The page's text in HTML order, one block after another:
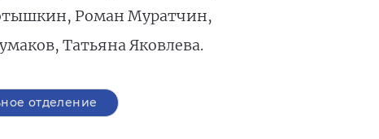
Роман Муратчин,
Татьяна Яковлева.
отделение